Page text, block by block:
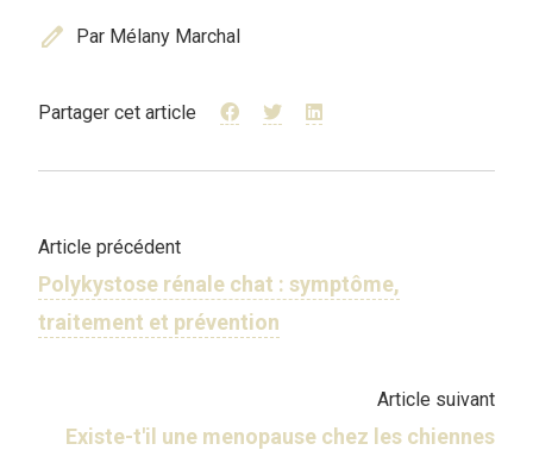
edit Par Mélany Marchal
Partager cet article
Article précédent
Polykystose rénale chat : symptôme,
traitement et prévention
Article suivant
Existe-t'il une menopause chez les chiennes